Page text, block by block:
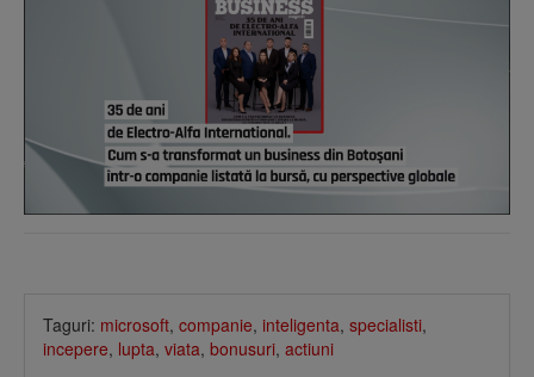
Taguri: microsoft, companie, inteligenta, specialisti,
incepere, lupta, viata, bonusuri, actiuni